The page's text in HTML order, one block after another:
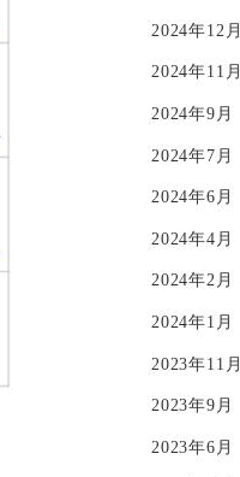
2024年12月
2024年11月
2024年9月
2024年7月
2024年6月
2024年4月
2024年2月
2024年1月
2023年11月
2023年9月
2023年6月